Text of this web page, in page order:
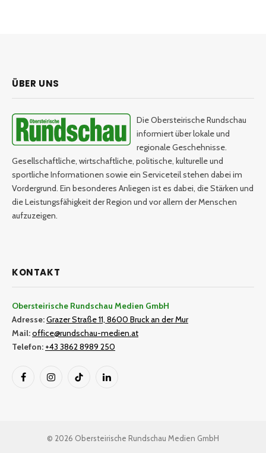
ÜBER UNS
Die Obersteirische Rundschau
informiert über lokale und
regionale Geschehnisse.
Gesellschaftliche, wirtschaftliche, politische, kulturelle und
sportliche Informationen sowie ein Serviceteil stehen dabei im
Vordergrund. Ein besonderes Anliegen ist es dabei, die Stärken und
die Leistungsfähigkeit der Region und vor allem der Menschen
aufzuzeigen.
KONTAKT
Obersteirische Rundschau Medien GmbH
Adresse:Grazer Straße 11, 8600 Bruck an der Mur
Mail:office@rundschau-medien.at
Telefon: +43 3862 8989 250
FacebookInstagramTikTok LinkedIn
© 2026 Obersteirische Rundschau Medien GmbH